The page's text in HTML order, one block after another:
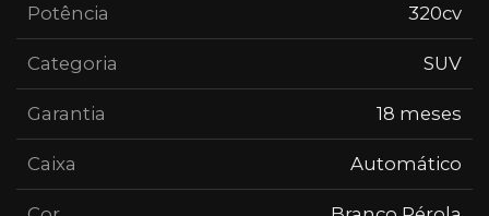
Potência 320cv
Categoria SUV
Garantia 18 meses
Caixa Automático